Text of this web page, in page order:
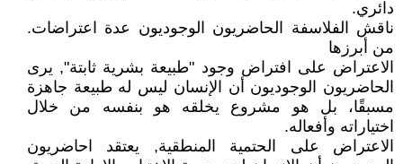
دائري.
ناقش الفلاسفة الحاضريون الوجوديون عدة اعتراضات.
من أبرزها
الاعتراض على افتراض وجود "طبيعة بشرية ثابتة", يرى
الحاضريون الوجوديون أن الإنسان ليس له طبيعة جاهزة
مسبقًا، بل هو مشروع يخلقه هو بنفسه من خلال
اختياراته وأفعاله.
الاعتراض على الحتمية المنطقية, يعتقد احاضريون